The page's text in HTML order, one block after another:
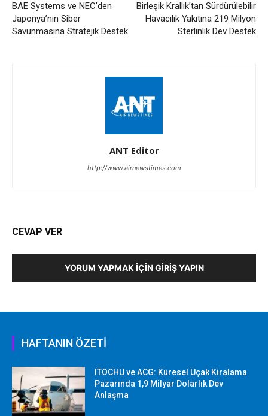
BAE Systems ve NEC’den
Japonya’nın Siber
Savunmasına Stratejik Destek
Birleşik Krallık’tan Sürdürülebilir
Havacılık Yakıtına 219 Milyon
Sterlinlik Dev Destek
ANT Editor
http://www.airnewstimes.com
CEVAP VER
YORUM YAPMAK İÇIN GIRIŞ YAPIN
HAFTANIN ÖZETİ
ITOCHU ve ACG: Küresel Uçak Kiralama
Pazarında 1,9 Milyar Dolarlık Dev
Anlaşma